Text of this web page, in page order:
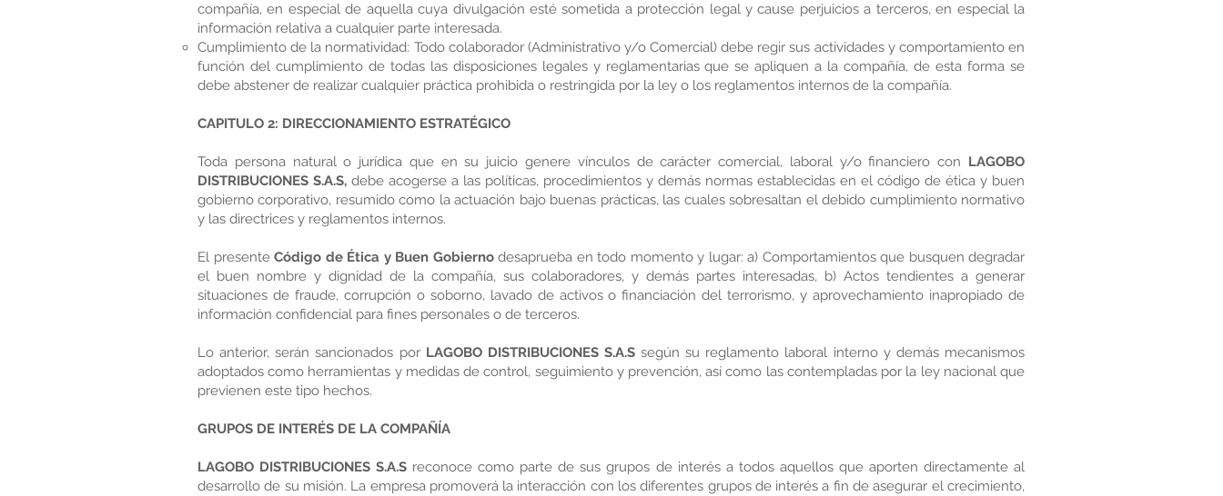
compañía, en especial de aquella cuya divulgación esté sometida a protección legal y cause perjuicios a terceros, en especial la
información relativa a cualquier parte interesada.
Cumplimiento de la normatividad: Todo colaborador (Administrativo y/o Comercial) debe regir sus actividades y comportamiento en
función del cumplimiento de todas las disposiciones legales y reglamentarias que se apliquen a la compañía, de esta forma se
debe abstener de realizar cualquier práctica prohibida o restringida por la ley o los reglamentos internos de la compañía.
CAPITULO 2: DIRECCIONAMIENTO ESTRATÉGICO
Toda persona natural o jurídica que en su juicio genere vínculos de carácter comercial, laboral y/o financiero con LAGOBO
DISTRIBUCIONES S.A.S, debe acogerse a las políticas, procedimientos y demás normas establecidas en el código de ética y buen
gobierno corporativo, resumido como la actuación bajo buenas prácticas, las cuales sobresaltan el debido cumplimiento normativo
y las directrices y reglamentos internos.
El presenteCódigo de Ética y Buen Gobiernodesaprueba en todo momento y lugar: a) Comportamientos que busquen degradar
el buen nombre y dignidad de la compañía, sus colaboradores, y demás partes interesadas, b) Actos tendientes a generar
situaciones de fraude, corrupción o soborno, lavado de activos o financiación del terrorismo, y aprovechamiento inapropiado de
información confidencial para fines personales o de terceros.
Lo anterior, serán sancionados por LAGOBO DISTRIBUCIONES S.A.Ssegún su reglamento laboral interno y demás mecanismos
adoptados como herramientas y medidas de control, seguimiento y prevención, así como las contempladas por la ley nacional que
previenen este tipo hechos.
GRUPOS DE INTERÉS DE LA COMPAÑÍA
LAGOBO DISTRIBUCIONES S.A.S reconoce como parte de sus grupos de interés a todos aquellos que aporten directamente al
desarrollo de su misión. La empresa promoverá la interacción con los diferentes grupos de interés a fin de asegurar el crecimiento,